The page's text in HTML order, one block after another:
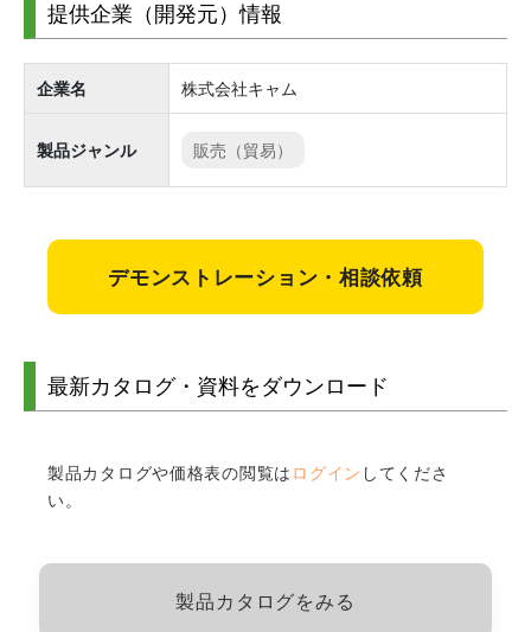
提供企業（開発元）情報
企業名 株式会社キャム
製品ジャンル 販売（貿易）
デモンストレーション・相談依頼
最新カタログ・資料をダウンロード
製品カタログや価格表の閲覧は ログイン してくださ
い。
製品カタログをみる